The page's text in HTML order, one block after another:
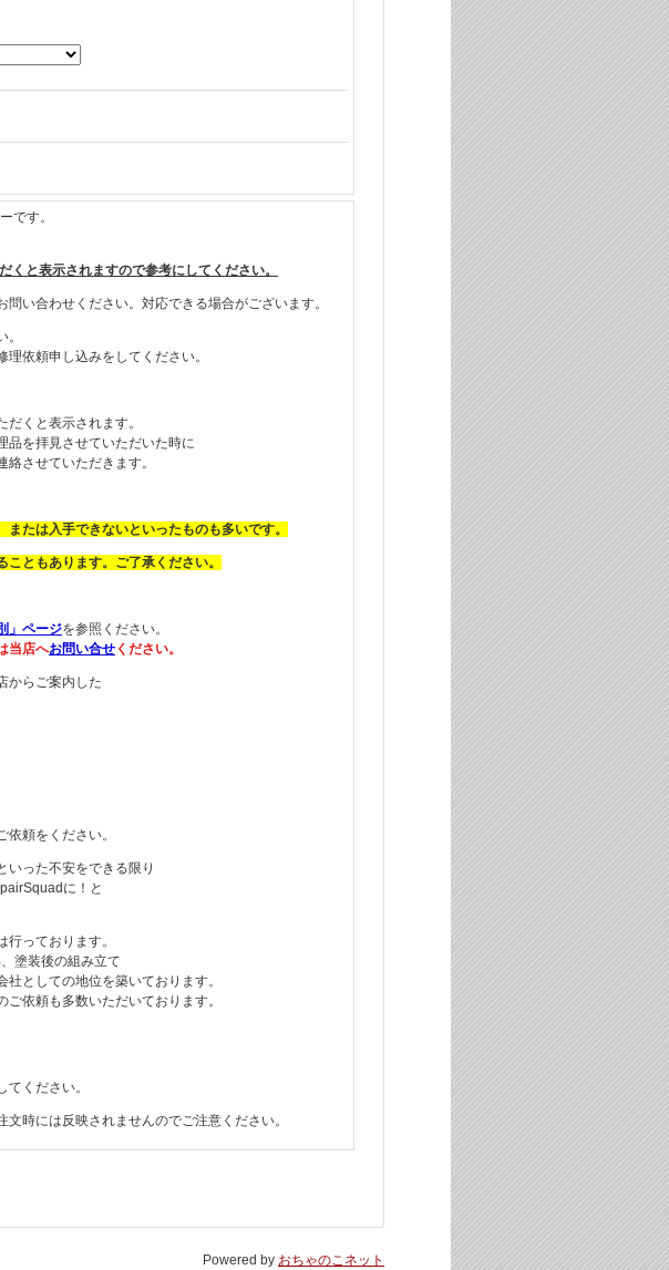
です。
と表示されますので参考にしてください。
い合わせください。対応できる場合がございます。
依頼申し込みをしてください。
くと表示されます。
を拝見させていただいた時に
させていただきます。
たは入手できないといったものも多いです。
ともあります。ご了承ください。
」ページを参照ください。
当店へお問い合せ ください。
からご案内した
頼をください。
いった不安をできる限り
に！と
っております。
塗装後の組み立て
としての地位を築いております。
依頼も多数いただいております。
ください。
時には反映されませんのでご注意ください。
Powered by おちゃのこネット